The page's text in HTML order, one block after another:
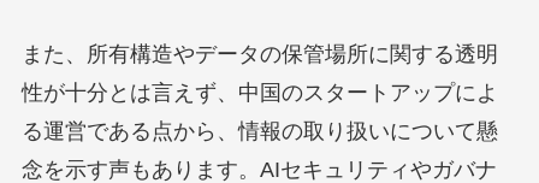
また、所有構造やデータの保管場所に関する透明
性が十分とは言えず、中国のスタートアップによ
る運営である点から、情報の取り扱いについて懸
念を示す声もあります。AIセキュリティやガバナ